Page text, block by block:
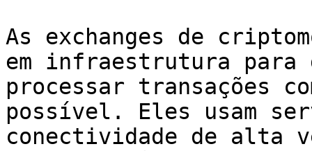
As exchanges de
em infraestrutura para
processar transações
possível. Eles usam
conectividade de alta